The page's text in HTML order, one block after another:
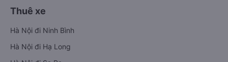
tiện ích giúp người dùng so sánh và lựa chọn phương án di
Tải ứng dụng Vexere ngay